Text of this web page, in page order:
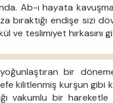
Ab-ı hayata
bıraktığı endişe sizi
ve teslimiyet hırkasını
bir
kilitlenmiş kurşun gibi
vakumlu bir